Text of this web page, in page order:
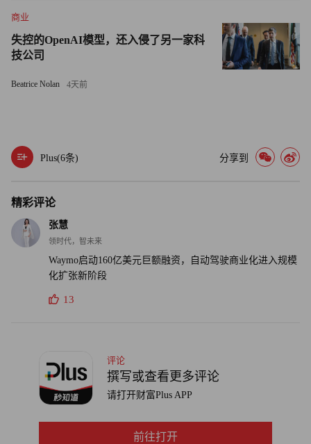
商业
失控的OpenAI模型，还入侵了另一家科
技公司
Beatrice Nolan 4天前
Plus(6条) 分享到
精彩评论
张慧
领时代，智未来
Waymo启动160亿美元巨额融资，自动驾驶商业化进入规模
化扩张新阶段
13
评论
撰写或查看更多评论
请打开财富Plus APP
前往打开